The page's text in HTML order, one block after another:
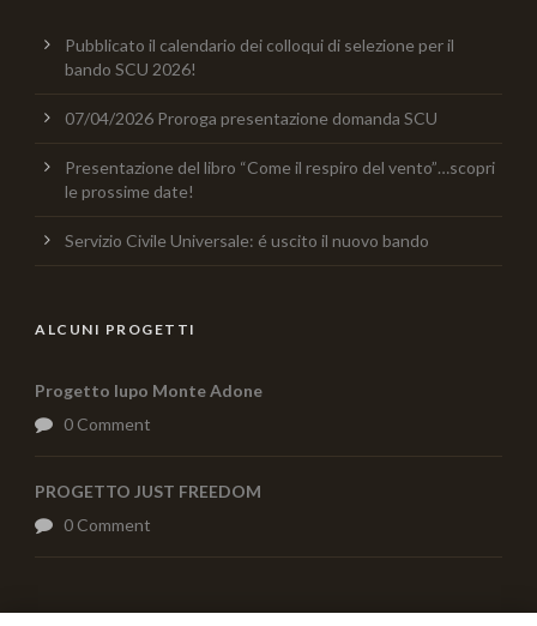
Pubblicato il calendario dei colloqui di selezione per il
bando SCU 2026!
07/04/2026 Proroga presentazione domanda SCU
Presentazione del libro “Come il respiro del vento”…scopri
le prossime date!
Servizio Civile Universale: é uscito il nuovo bando
ALCUNI PROGETTI
Progetto lupo Monte Adone
0 Comment
PROGETTO JUST FREEDOM
0 Comment